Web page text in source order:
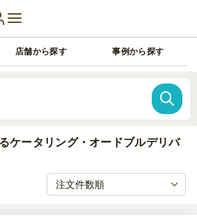
店舗から探す 事例から探す
ケータリング・オードブルデリバ